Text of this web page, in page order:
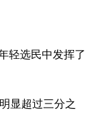
轻选民中发挥了
显超过三分之